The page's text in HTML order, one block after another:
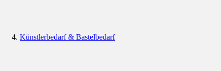
Künstlerbedarf & Bastelbedarf